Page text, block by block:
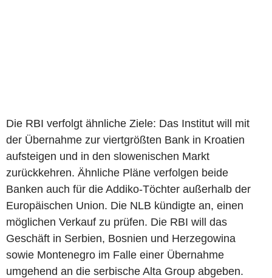
Die RBI verfolgt ähnliche Ziele: Das Institut will mit
der Übernahme zur viertgrößten Bank in Kroatien
aufsteigen und in den slowenischen Markt
zurückkehren. Ähnliche Pläne verfolgen beide
Banken auch für die Addiko-Töchter außerhalb der
Europäischen Union. Die NLB kündigte an, einen
möglichen Verkauf zu prüfen. Die RBI will das
Geschäft in Serbien, Bosnien und Herzegowina
sowie Montenegro im Falle einer Übernahme
umgehend an die serbische Alta Group abgeben.